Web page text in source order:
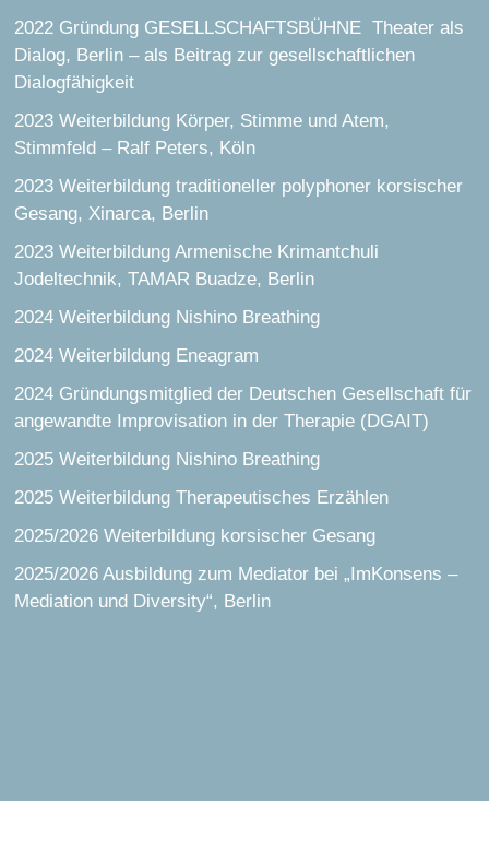
2022 Gründung GESELLSCHAFTSBÜHNE Theater als
Dialog, Berlin – als Beitrag zur gesellschaftlichen
Dialogfähigkeit
2023 Weiterbildung Körper, Stimme und Atem,
Stimmfeld – Ralf Peters, Köln
2023 Weiterbildung traditioneller polyphoner korsischer
Gesang, Xinarca, Berlin
2023 Weiterbildung Armenische Krimantchuli
Jodeltechnik, TAMAR Buadze, Berlin
2024 Weiterbildung Nishino Breathing
2024 Weiterbildung Eneagram
2024 Gründungsmitglied der Deutschen Gesellschaft für
angewandte Improvisation in der Therapie (DGAIT)
2025 Weiterbildung Nishino Breathing
2025 Weiterbildung Therapeutisches Erzählen
2025/2026 Weiterbildung korsischer Gesang
2025/2026 Ausbildung zum Mediator bei „ImKonsens –
Mediation und Diversity“, Berlin